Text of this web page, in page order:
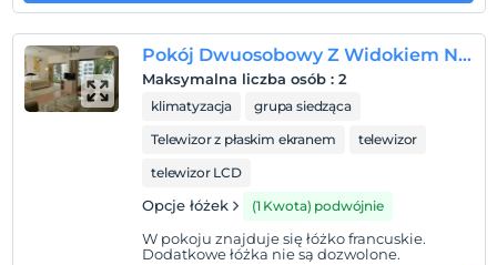
Pokaż na mapie
Zasady hotelu
Zameldować się
Wymeldować się
Pokój Dwuosobowy Z Widokiem Na Ląd
Maksymalna liczba osób : 2
klimatyzacja
grupa siedząca
Telewizor z płaskim ekranem
telewizor
telewizor LCD
Opcje łóżek (1 Kwota) podwójnie
W pokoju znajduje się łóżko francuskie.
Dodatkowe łóżka nie są dozwolone.